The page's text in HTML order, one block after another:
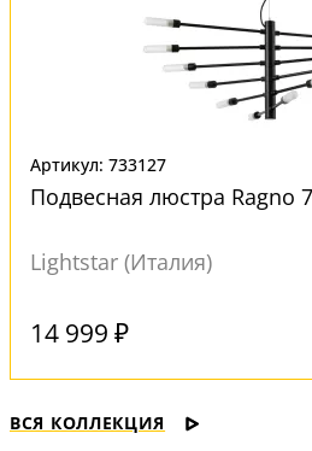
Артикул: 733127
Подвесная люстра Ragno
Lightstar (Италия)
14 999 ₽
ВСЯ КОЛЛЕКЦИЯ